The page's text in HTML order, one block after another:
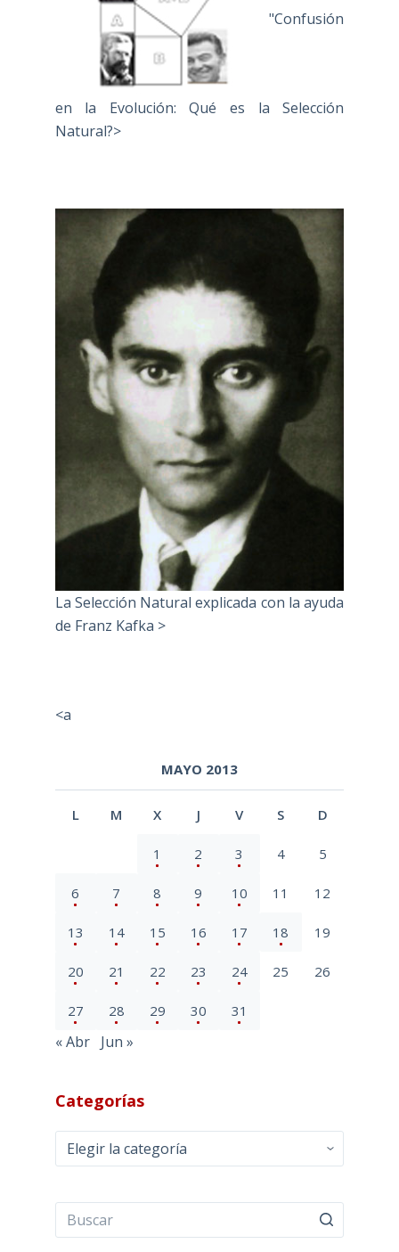
"Confusión
en la Evolución: Qué es la Selección
Natural?>
La Selección Natural explicada con la ayuda
de Franz Kafka >
<a
MAYO 2013
L M X J V S D
1 2 3 4 5
6 7 8 9 10 11 12
13 14 15 16 17 18 19
20 21 22 23 24 25 26
27 28 29 30 31
« Abr Jun »
Categorías
Categorías